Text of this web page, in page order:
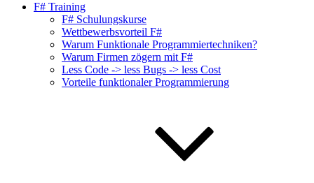
F# Training
F# Schulungskurse
Wettbewerbsvorteil F#
Warum Funktionale Programmiertechniken?
Warum Firmen zögern mit F#
Less Code -> less Bugs -> less Cost
Vorteile funktionaler Programmierung